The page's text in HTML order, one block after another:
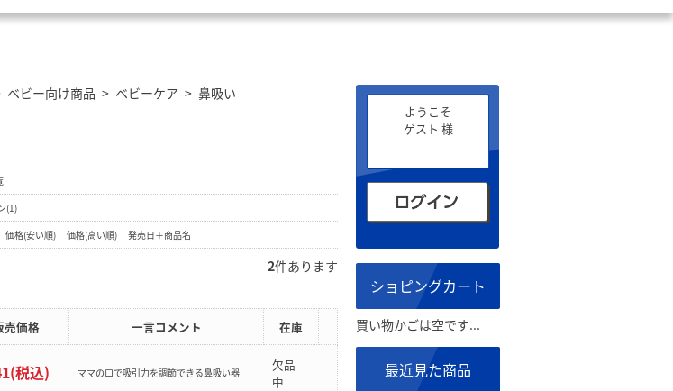
ベビー向け商品 > ベビーケア > 鼻吸い
(1)
価格(安い順) 価格(高い順) 発売日＋商品名
2件あります
売価格 一言コメント 在庫
税込) ママの口で吸引力を調節できる鼻吸い器
欠品
中
ようこそ
ゲスト 様
ショピングカート
買い物かごは空です...
最近見た商品